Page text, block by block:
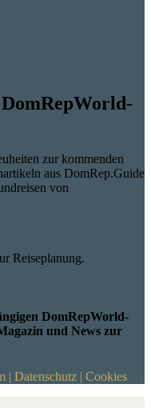
DomRepWorld-
zur kommenden
aus DomRep.Guide
von
Reiseplanung.
DomRepWorld-
und News zur
| Datenschutz | Cookies